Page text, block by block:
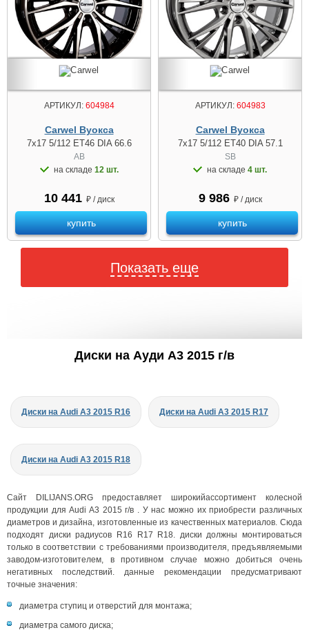
АРТИКУЛ:604984
Carwel Вуокса
7x17 5/112 ET46 DIA 66.6
AB
на складе 12 шт.
10 441 ₽ / диск
купить
АРТИКУЛ:604983
Carwel Вуокса
7x17 5/112 ET40 DIA 57.1
SB
на складе 4 шт.
9 986 ₽ / диск
купить
Показать еще
Диски на Ауди A3 2015 г/в
Диски на Audi A3 2015 R16 Диски на Audi A3 2015 R17
Диски на Audi A3 2015 R18
Сайт DILIJANS.ORG предоставляет широкийассортимент колесной
продукции для Audi A3 2015 г/в . У нас можно их приобрести различных
диаметров и дизайна, изготовленные из качественных материалов. Сюда
подходят диски радиусов R16 R17 R18. диски должны монтироваться
только в соответствии с требованиями производителя, предъявляемыми
заводом-изготовителем, в противном случае можно добиться очень
негативных последствий. данные рекомендации предусматривают
точные значения:
диаметра ступиц и отверстий для монтажа;
диаметра самого диска;